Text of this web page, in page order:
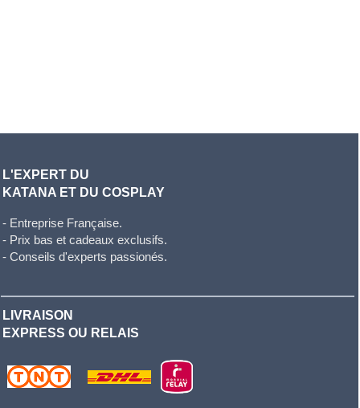
L'EXPERT DU
KATANA ET DU COSPLAY
- Entreprise Française.
- Prix bas et cadeaux exclusifs.
- Conseils d'experts passionés.
LIVRAISON
EXPRESS OU RELAIS